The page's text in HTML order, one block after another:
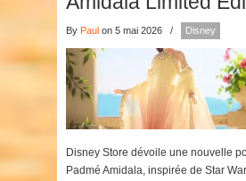
By Paul on 5 mai 2026 / Disney
Disney Store dévoile une nouvelle
Padmé Amidala, inspirée de Star